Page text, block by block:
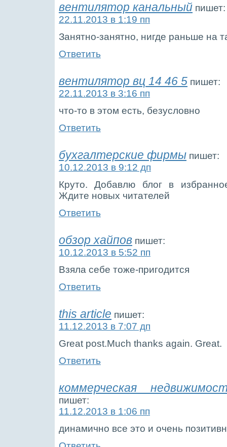
вентилятор канальный пишет:
22.11.2013 в 1:19 пп
Занятно-занятно, нигде раньше на
Ответить
вентилятор вц 14 46 5 пишет:
22.11.2013 в 3:16 пп
что-то в этом есть, безусловно
Ответить
бухгалтерские фирмы пишет:
10.12.2013 в 9:12 дп
Круто. Добавлю блог в
Ждите новых читателей
Ответить
обзор хайпов пишет:
10.12.2013 в 5:52 пп
Взяла себе тоже-пригодится
Ответить
this article пишет:
11.12.2013 в 7:07 дп
Great post.Much thanks again. Great.
Ответить
коммерческая
пишет:
11.12.2013 в 1:06 пп
динамично все это и очень